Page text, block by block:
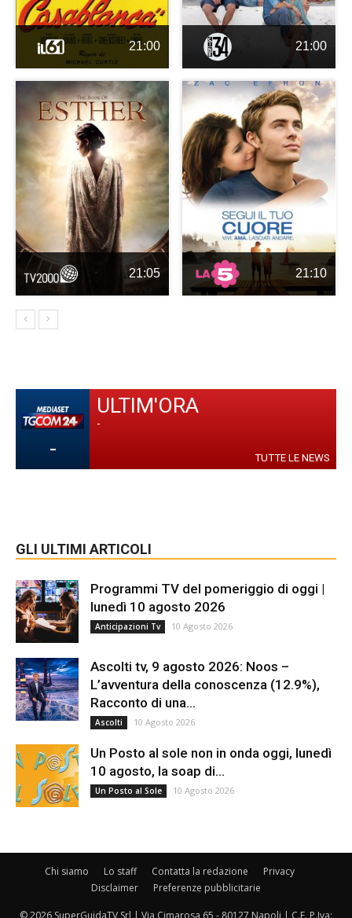
21:00 21:00
21:05 21:10
-
ULTIM'ORA
-
TUTTE LE NEWS
GLI ULTIMI ARTICOLI
Programmi TV del pomeriggio di oggi |
lunedì 10 agosto 2026
Anticipazioni Tv 10 Agosto 2026
Ascolti tv, 9 agosto 2026: Noos –
L’avventura della conoscenza (12.9%),
Racconto di una...
Ascolti 10 Agosto 2026
Un Posto al sole non in onda oggi, lunedì
10 agosto, la soap di...
Un Posto al Sole 10 Agosto 2026
Chi siamo Lo staff Contatta la redazione
Privacy
Disclaimer
Preferenze pubblicitarie
© 2026 SuperGuidaTV Srl | Via Cimarosa 65 - 80127 Napoli | C.F. P.Iva: